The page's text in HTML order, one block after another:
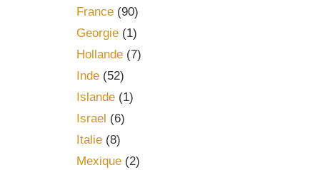
France(90)
Georgie(1)
Hollande(7)
Inde(52)
Islande(1)
Israel (6)
Italie(8)
Mexique(2)